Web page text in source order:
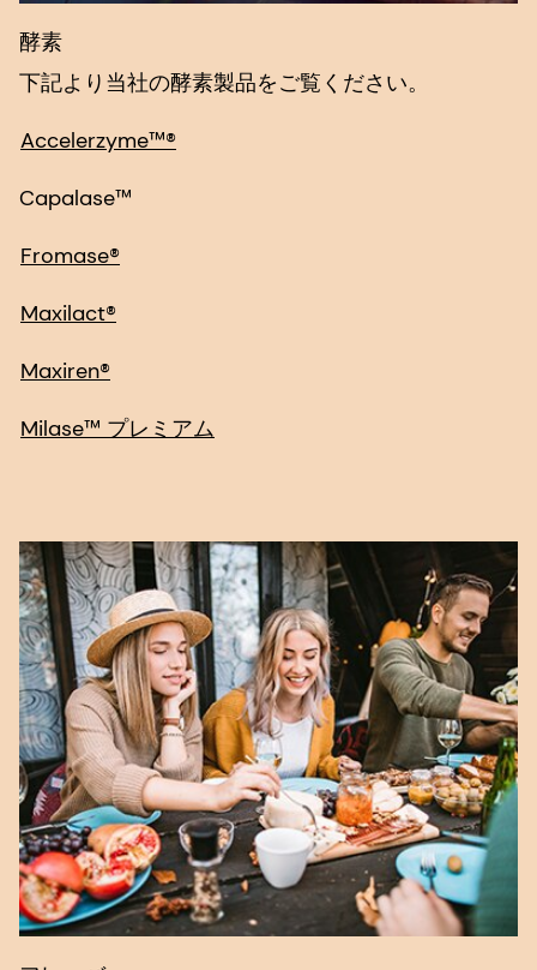
酵素
下記より当社の酵素製品をご覧ください。
Accelerzyme™®
Capalase™
Fromase®
Maxilact®
Maxiren®
Milase™ プレミアム